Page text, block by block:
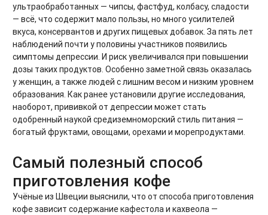
ультраобработанных — чипсы, фастфуд, колбасу, сладости
— всё, что содержит мало пользы, но много усилителей
вкуса, консервантов и других пищевых добавок. За пять лет
наблюдений почти у половины участников появились
симптомы депрессии. И риск увеличивался при повышении
дозы таких продуктов. Особенно заметной связь оказалась
у женщин, а также людей с лишним весом и низким уровнем
образования. Как ранее установили другие исследования,
наоборот, прививкой от депрессии может стать
одобренный наукой средиземноморский стиль питания —
богатый фруктами, овощами, орехами и морепродуктами.
Самый полезный способ
приготовления кофе
Учёные из Швеции выяснили, что от способа приготовления
кофе зависит содержание кафестола и кахвеола —